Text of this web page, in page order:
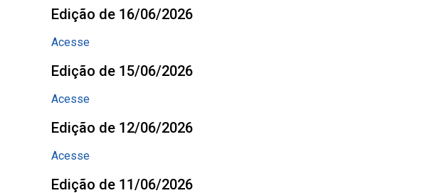
Edição de 16/06/2026
Acesse
Edição de 15/06/2026
Acesse
Edição de 12/06/2026
Acesse
Edição de 11/06/2026